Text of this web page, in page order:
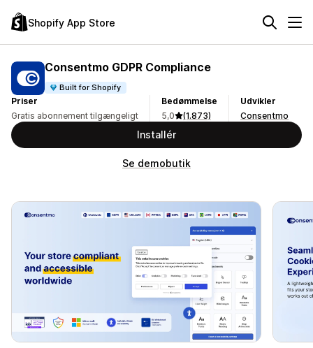
Shopify App Store
Consentmo GDPR Compliance
Built for Shopify
Priser
Gratis abonnement tilgængeligt
Bedømmelse
5,0
(1.873)
Udvikler
Consentmo
Installér
Se demobutik